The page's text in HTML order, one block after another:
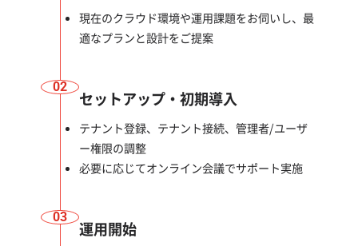
現在のクラウド環境や運用課題をお伺いし、最
適なプランと設計をご提案
02
セットアップ・初期導入
テナント登録、テナント接続、管理者/ユーザ
ー権限の調整
必要に応じてオンライン会議でサポート実施
03
運用開始